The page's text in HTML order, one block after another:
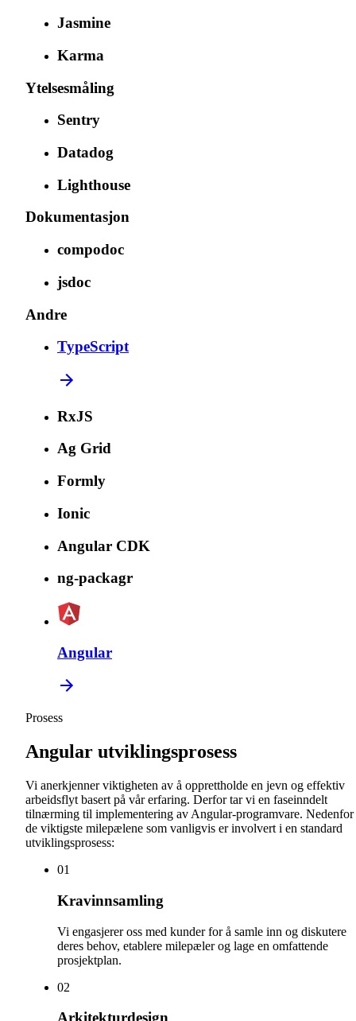
Jasmine
Karma
Ytelsesmåling
Sentry
Datadog
Lighthouse
Dokumentasjon
compodoc
jsdoc
Andre
TypeScript
RxJS
Ag Grid
Formly
Ionic
Angular CDK
ng-packagr
Angular
Prosess
Angular utviklingsprosess
Vi anerkjenner viktigheten av å opprettholde en jevn og effektiv
arbeidsflyt basert på vår erfaring. Derfor tar vi en faseinndelt
tilnærming til implementering av Angular-programvare. Nedenfor
de viktigste milepælene som vanligvis er involvert i en standard
utviklingsprosess:
01
Kravinnsamling
Vi engasjerer oss med kunder for å samle inn og diskutere
deres behov, etablere milepæler og lage en omfattende
prosjektplan.
02